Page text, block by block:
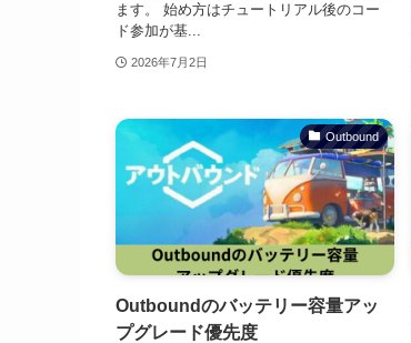
ます。 始め方はチュートリアル後のコー
ド参加が基...
2026年7月2日
Outbound
Outboundのバッテリー容量アッ
プグレード優先度